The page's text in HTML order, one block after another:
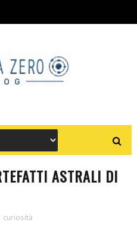
ASTRALI DI
curiosità